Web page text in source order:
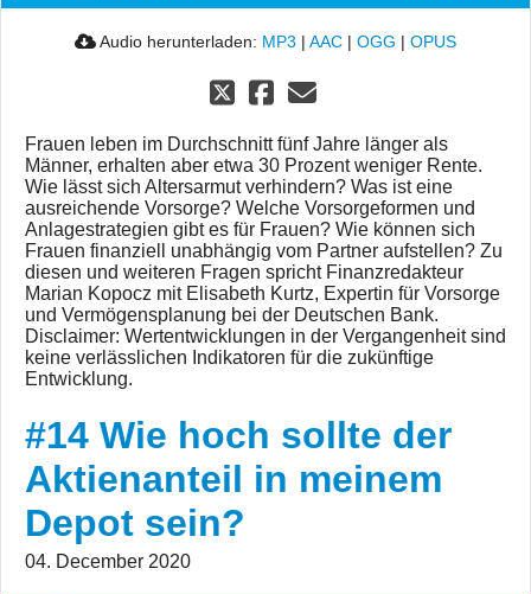
Audio herunterladen: MP3 | AAC | OGG | OPUS
Frauen leben im Durchschnitt fünf Jahre länger als
Männer, erhalten aber etwa 30 Prozent weniger Rente.
Wie lässt sich Altersarmut verhindern? Was ist eine
ausreichende Vorsorge? Welche Vorsorgeformen und
Anlagestrategien gibt es für Frauen? Wie können sich
Frauen finanziell unabhängig vom Partner aufstellen? Zu
diesen und weiteren Fragen spricht Finanzredakteur
Marian Kopocz mit Elisabeth Kurtz, Expertin für Vorsorge
und Vermögensplanung bei der Deutschen Bank.
Disclaimer: Wertentwicklungen in der Vergangenheit sind
keine verlässlichen Indikatoren für die zukünftige
Entwicklung.
#14 Wie hoch sollte der
Aktienanteil in meinem
Depot sein?
04. December 2020